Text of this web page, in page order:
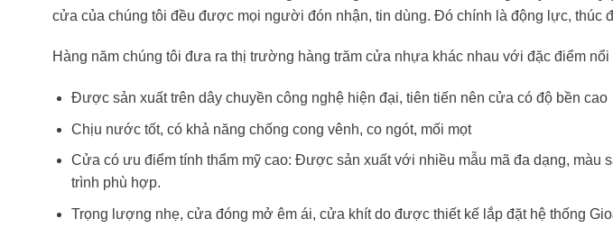
cửa của chúng tôi đều được mọi người đón nhận, tin dùng. Đó chính là động lực, thúc
Hàng năm chúng tôi đưa ra thị trường hàng trăm cửa nhựa khác nhau với đặc điểm
Được sản xuất trên dây chuyền công nghệ hiện đại, tiên tiến nên cửa có độ bền cao
Chịu nước tốt, có khả năng chống cong vênh, co ngót, mối mọt
Cửa có ưu điểm tính thẩm mỹ cao: Được sản xuất với nhiều mẫu mã đa dạng, màu
trình phù hợp.
Trọng lượng nhẹ, cửa đóng mở êm ái, cửa khít do được thiết kế lắp đặt hệ thống